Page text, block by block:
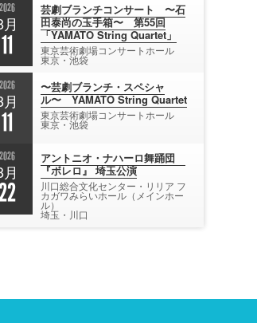
2026
11
芸劇ブランチコンサート 〜石
田泰尚の玉手箱〜 第55回
「YAMATO String Quartet」
東京芸術劇場コンサートホール
東京・池袋
2026
11
〜芸劇ブランチ・スペシャ
ル〜 YAMATO String Quartet
東京芸術劇場コンサートホール
東京・池袋
2026
アントニオ・ナハーロ舞踊団
『ボレロ』 埼玉公演
川口総合文化センター・リリア フ
カガワみらいホール（メインホー
ル）
埼玉・川口